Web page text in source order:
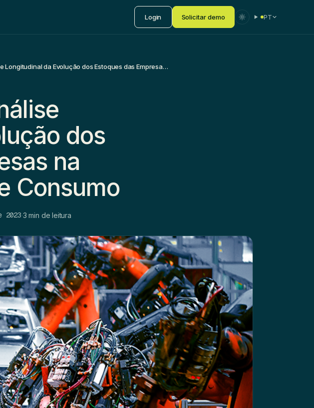
Login Solicitar demo PT
Transformações: Análise Longitudinal da Evolução dos Estoques das Empresas na Indústria de Bens de Consumo
dos
na
Consumo
2023·3 min de leitura